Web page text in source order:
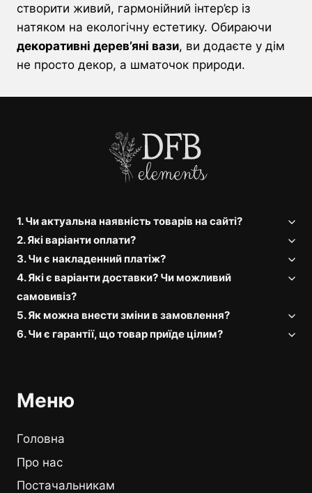
створити живий, гармонійний інтер’єр із
натяком на екологічну естетику. Обираючи
декоративні дерев’яні вази, ви додаєте у дім
не просто декор, а шматочок природи.
1. Чи актуальна наявність товарів на сайті?
2. Які варіанти оплати?
3. Чи є накладенний платіж?
4. Які є варіанти доставки? Чи можливий
самовивіз?
5. Як можна внести зміни в замовлення?
6. Чи є гарантії, що товар приїде цілим?
Меню
Головна
Про нас
Постачальникам